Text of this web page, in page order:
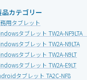
カテゴリー
用タブレット
タブレット TW2A-NF9LTA
タブレット TW2A-N9LTA
タブレット TW2A-N9LT
タブレット TW2A-E9LT
タブレット TA2C-NF8